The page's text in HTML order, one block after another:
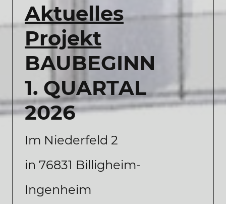
Aktuelles
Projekt
BAUBEGINN
1. QUARTAL
2026
Im Niederfeld 2
in 76831 Billigheim-
Ingenheim